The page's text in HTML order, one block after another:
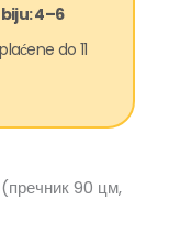
4–6
do 11
90 цм,